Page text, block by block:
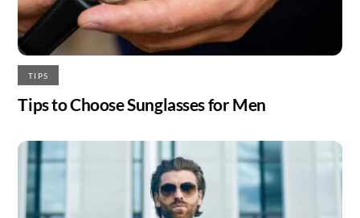
TIPS
Tips to Choose Sunglasses for Men